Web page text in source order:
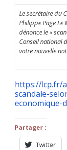
Le secrétaire du
Philippe Page Le
dénonce le «
Conseil national
votre nouvelle
https://lcp.fr/
scandale-
economique-d
Partager :
Twitter